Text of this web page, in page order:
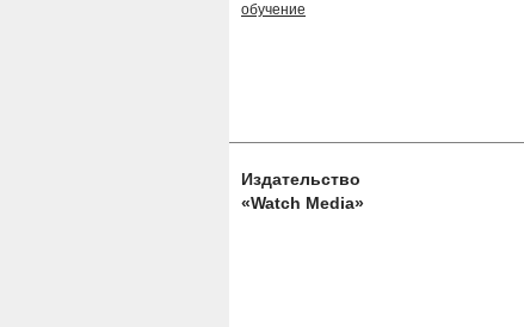
обучение
Издательство
«Watch Media»